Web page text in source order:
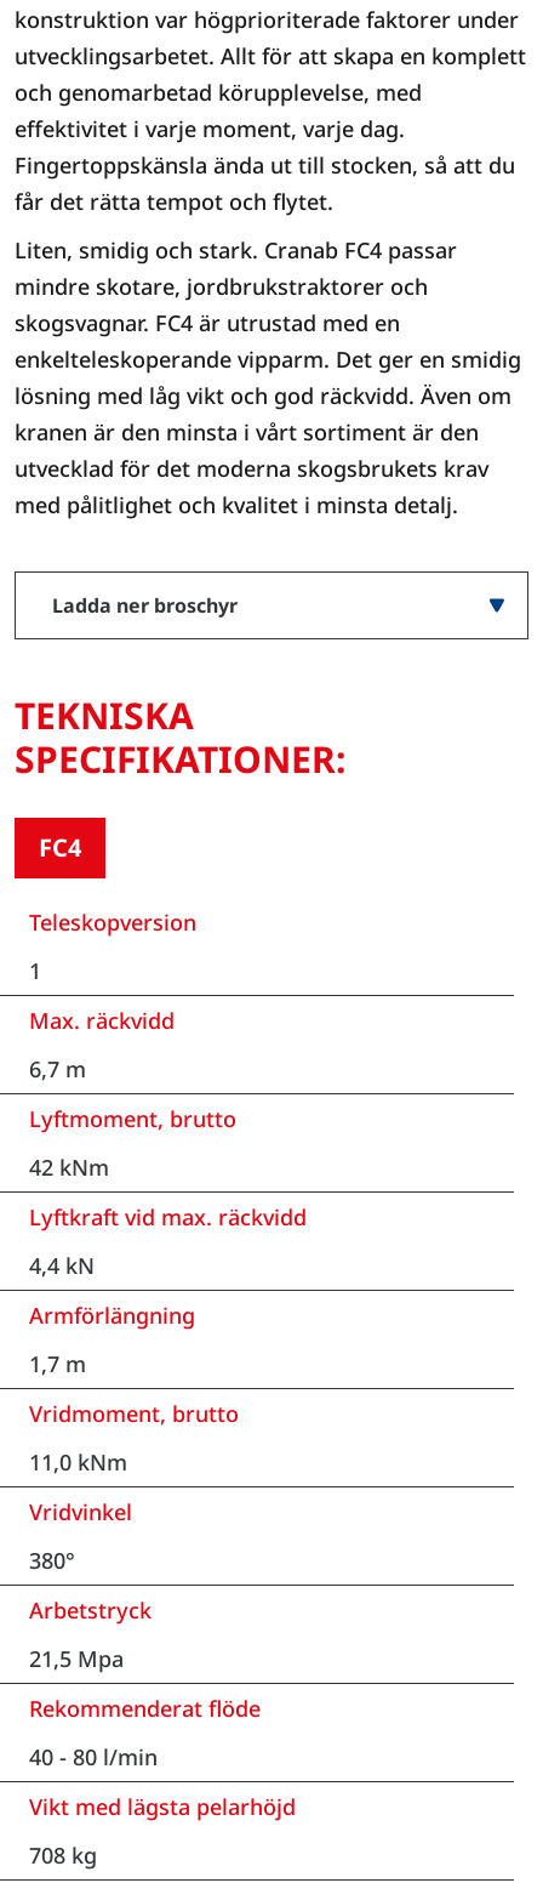
konstruktion var högprioriterade faktorer under
utvecklingsarbetet. Allt för att skapa en komplett
och genomarbetad körupplevelse, med
effektivitet i varje moment, varje dag.
Fingertoppskänsla ända ut till stocken, så att du
får det rätta tempot och flytet.
Liten, smidig och stark. Cranab FC4 passar
mindre skotare, jordbrukstraktorer och
skogsvagnar. FC4 är utrustad med en
enkelteleskoperande vipparm. Det ger en smidig
lösning med låg vikt och god räckvidd. Även om
kranen är den minsta i vårt sortiment är den
utvecklad för det moderna skogsbrukets krav
med pålitlighet och kvalitet i minsta detalj.
Ladda ner broschyr
TEKNISKA
SPECIFIKATIONER:
FC4
Teleskopversion
1
Max. räckvidd
6,7 m
Lyftmoment, brutto
42 kNm
Lyftkraft vid max. räckvidd
4,4 kN
Armförlängning
1,7 m
Vridmoment, brutto
11,0 kNm
Vridvinkel
380°
Arbetstryck
21,5 Mpa
Rekommenderat flöde
40 - 80 l/min
Vikt med lägsta pelarhöjd
708 kg